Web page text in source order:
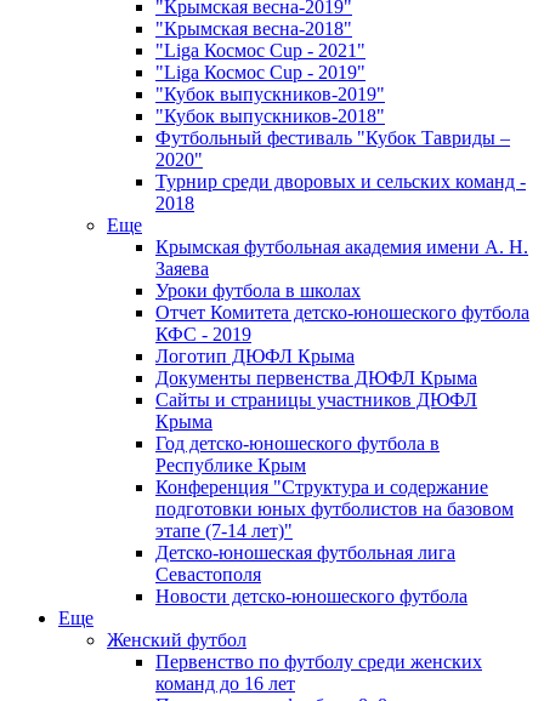
"Крымская весна-2019"
"Крымская весна-2018"
"Liga Космос Cup - 2021"
"Liga Космос Cup - 2019"
"Кубок выпускников-2019"
"Кубок выпускников-2018"
Футбольный фестиваль "Кубок Тавриды –
2020"
Турнир среди дворовых и сельских команд -
2018
Еще
Крымская футбольная академия имени А. Н.
Заяева
Уроки футбола в школах
Отчет Комитета детско-юношеского футбола
КФС - 2019
Логотип ДЮФЛ Крыма
Документы первенства ДЮФЛ Крыма
Сайты и страницы участников ДЮФЛ
Крыма
Год детско-юношеского футбола в
Республике Крым
Конференция "Структура и содержание
подготовки юных футболистов на базовом
этапе (7-14 лет)"
Детско-юношеская футбольная лига
Севастополя
Новости детско-юношеского футбола
Еще
Женский футбол
Первенство по футболу среди женских
команд до 16 лет